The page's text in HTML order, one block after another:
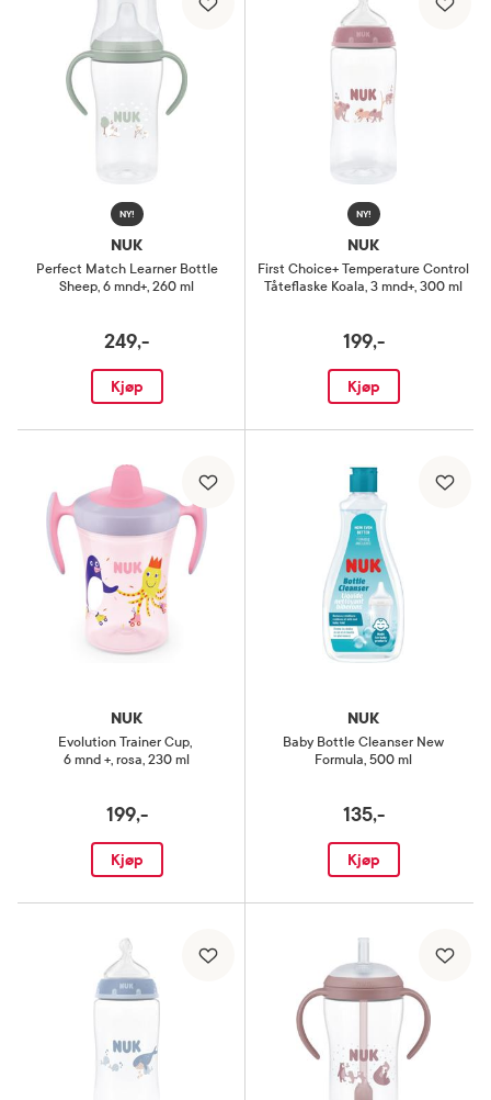
NY!
NUK
Perfect Match Learner Bottle
Sheep, 6 mnd+, 260 ml
249,-
Kjøp
NY!
NUK
First Choice+ Temperature Control
Tåteflaske Koala, 3 mnd+, 300 ml
199,-
Kjøp
NUK
Evolution Trainer Cup,
6 mnd +, rosa, 230 ml
199,-
Kjøp
NUK
Baby Bottle Cleanser New
Formula, 500 ml
135,-
Kjøp